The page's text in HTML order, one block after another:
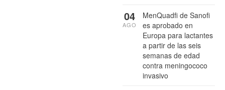
MenQuadfi de Sanofi
es aprobado en
Europa para lactantes
a partir de las seis
semanas de edad
contra meningococo
invasivo
04
AGO